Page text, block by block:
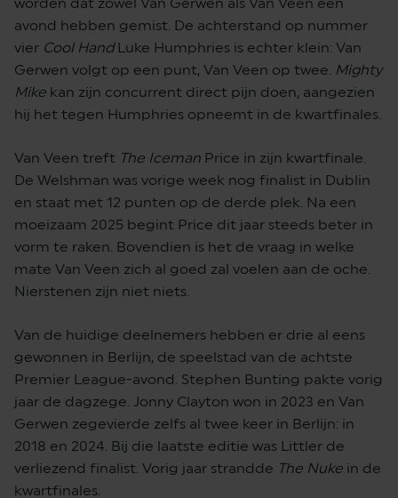
avond hebben gemist. De achterstand op nummer
vier Cool HandLuke Humphries is echter klein: Van
Gerwen volgt op een punt, Van Veen op twee. Mighty
Mike kan zijn concurrent direct pijn doen, aangezien
hij het tegen Humphries opneemt in de kwartfinales.
Van Veen treft The Iceman Price in zijn kwartfinale.
De Welshman was vorige week nog finalist in Dublin
en staat met 12 punten op de derde plek. Na een
moeizaam 2025 begint Price dit jaar steeds beter in
vorm te raken. Bovendien is het de vraag in welke
mate Van Veen zich al goed zal voelen aan de oche.
Nierstenen zijn niet niets.
Van de huidige deelnemers hebben er drie al eens
gewonnen in Berlijn, de speelstad van de achtste
Premier League-avond. Stephen Bunting pakte vorig
jaar de dagzege. Jonny Clayton won in 2023 en Van
Gerwen zegevierde zelfs al twee keer in Berlijn: in
2018 en 2024. Bij die laatste editie was Littler de
verliezend finalist. Vorig jaar strandde The Nuke in de
kwartfinales.